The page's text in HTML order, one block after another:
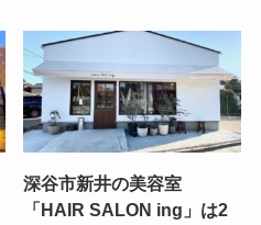
深谷市新井の美容室
「HAIR SALON ing」は2